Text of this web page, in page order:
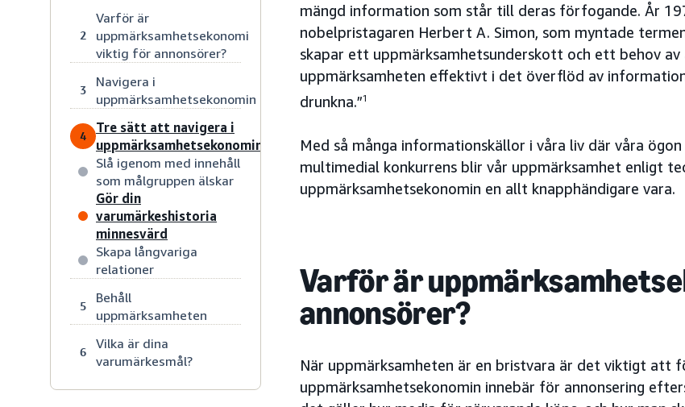
2
Varför är
uppmärksamhetsekonomi
viktig för annonsörer?
3
Navigera i
uppmärksamhetsekonomin
4
Tre sätt att navigera i
uppmärksamhetsekonomin
Slå igenom med innehåll
som målgruppen älskar
Gör din
varumärkeshistoria
minnesvärd
Skapa långvariga
relationer
5
Behåll
uppmärksamheten
6
Vilka är dina
varumärkesmål?
mängd information som står till deras förfogande. År
nobelpristagaren Herbert A. Simon, som myntade
skapar ett uppmärksamhetsunderskott och ett behov
uppmärksamheten effektivt i det överflöd av
drunkna.”1
Med så många informationskällor i våra liv där våra
multimedial konkurrens blir vår uppmärksamhet enligt
uppmärksamhetsekonomin en allt knapphändigare vara.
Varför är
annonsörer?
När uppmärksamheten är en bristvara är det viktigt att
uppmärksamhetsekonomin innebär för annonsering